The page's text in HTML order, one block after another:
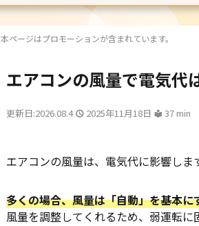
本ページはプロモーションが含まれています。
エアコンの風量で電気代
更新日:2026.08.4 2025年11月18日 37 min
エアコンの風量は、電気代に影響しま
多くの場合、風量は「自動」を基本
風量を調整してくれるため、弱運転に